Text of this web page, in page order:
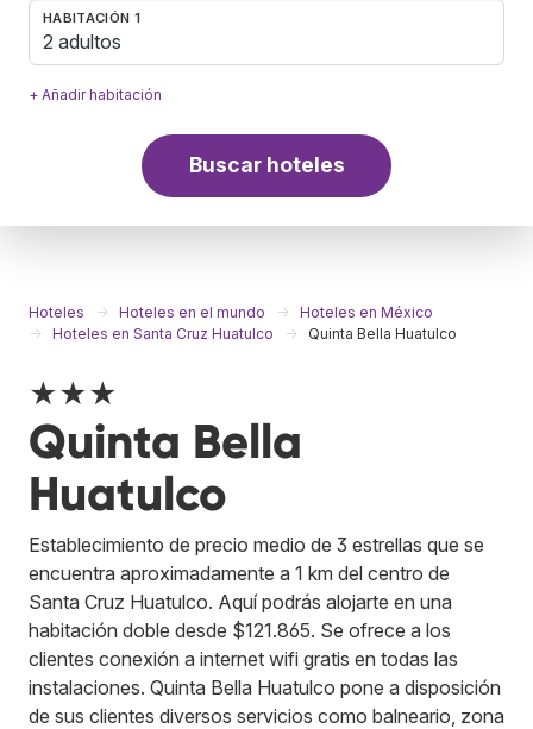
HABITACIÓN 1
2 adultos
+ Añadir habitación
Buscar hoteles
Hoteles Hoteles en el mundo
Hoteles en México
Hoteles en Santa Cruz Huatulco
Quinta Bella Huatulco
★★★
Quinta Bella
Huatulco
Establecimiento de precio medio de 3 estrellas que se
encuentra aproximadamente a 1 km del centro de
Santa Cruz Huatulco. Aquí podrás alojarte en una
habitación doble desde $121.865. Se ofrece a los
clientes conexión a internet wifi gratis en todas las
instalaciones. Quinta Bella Huatulco pone a disposición
de sus clientes diversos servicios como balneario, zona